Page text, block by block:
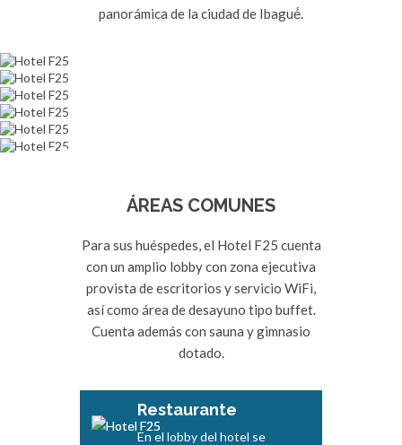
panorámica de la ciudad de Ibagué́.
HABITACION PARA PERSONAS EN
CONDICIÓN DE DISCAPACIDAD
ÁREAS COMUNES
Para sus huéspedes, el Hotel F25 cuenta
con un amplio lobby con zona ejecutiva
provista de escritorios y servicio WiFi,
así como área de desayuno tipo buffet.
Cuenta además con sauna y gimnasio
dotado.
Restaurante
En el lobby del hotel se